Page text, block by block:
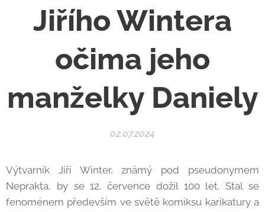
Jiřího Wintera
očima jeho
manželky Daniely
02.07.2024
Výtvarník Jiří Winter, známý pod pseudonymem
Neprakta, by se 12. července dožil 100 let. Stal se
fenoménem především ve světě komiksu karikatury a